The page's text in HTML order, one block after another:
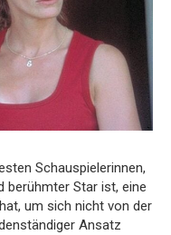
Schauspielerinnen,
berühmter Star ist, eine
um sich nicht von der
Ansatz